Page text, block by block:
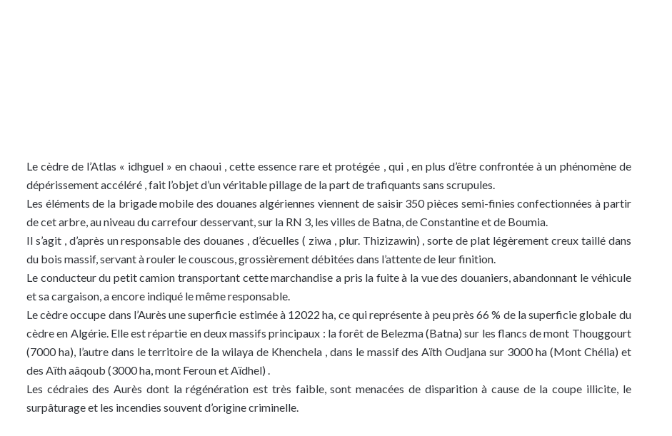
Le cèdre de l’Atlas « idhguel » en chaoui , cette essence rare et protégée , qui , en plus d’être confrontée à un phénomène de
dépérissement accéléré , fait l’objet d’un véritable pillage de la part de trafiquants sans scrupules.
Les éléments de la brigade mobile des douanes algériennes viennent de saisir 350 pièces semi-finies confectionnées à partir
de cet arbre, au niveau du carrefour desservant, sur la RN 3, les villes de Batna, de Constantine et de Boumia.
Il s’agit , d’après un responsable des douanes , d’écuelles ( ziwa , plur. Thizizawin) , sorte de plat légèrement creux taillé dans
du bois massif, servant à rouler le couscous, grossièrement débitées dans l’attente de leur finition.
Le conducteur du petit camion transportant cette marchandise a pris la fuite à la vue des douaniers, abandonnant le véhicule
et sa cargaison, a encore indiqué le même responsable.
Le cèdre occupe dans l’Aurès une superficie estimée à 12022 ha, ce qui représente à peu près 66 % de la superficie globale du
cèdre en Algérie. Elle est répartie en deux massifs principaux : la forêt de Belezma (Batna) sur les flancs de mont Thouggourt
(7000 ha), l’autre dans le territoire de la wilaya de Khenchela , dans le massif des Aïth Oudjana sur 3000 ha (Mont Chélia) et
des Aïth aâqoub (3000 ha, mont Feroun et Aïdhel) .
Les cédraies des Aurès dont la régénération est très faible, sont menacées de disparition à cause de la coupe illicite, le
surpâturage et les incendies souvent d’origine criminelle.